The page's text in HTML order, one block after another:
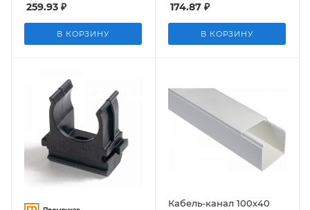
259.93 ₽
В КОРЗИНУ
174.87 ₽
В КОРЗИНУ
Кабель-канал 100х40